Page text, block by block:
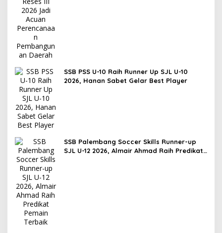
SSB PSS U-10 Raih Runner Up SJL U-10
2026, Hanan Sabet Gelar Best Player
SSB Palembang Soccer Skills Runner-up
SJL U-12 2026, Almair Ahmad Raih Predikat